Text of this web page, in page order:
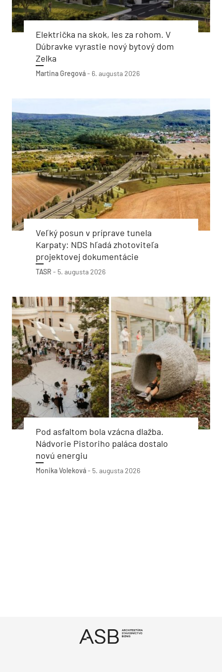
Električka na skok, les za rohom. V
Dúbravke vyrastie nový bytový dom
Zelka
Martina Gregová- 6. augusta 2026
Veľký posun v príprave tunela
Karpaty: NDS hľadá zhotoviteľa
projektovej dokumentácie
TASR - 5. augusta 2026
Pod asfaltom bola vzácna dlažba.
Nádvorie Pistoriho paláca dostalo
novú energiu
Monika Voleková- 5. augusta 2026